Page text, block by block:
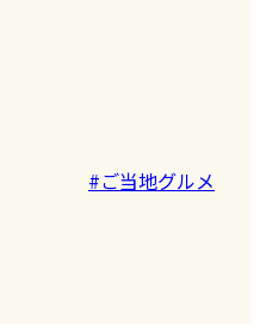
#ご当地グルメ